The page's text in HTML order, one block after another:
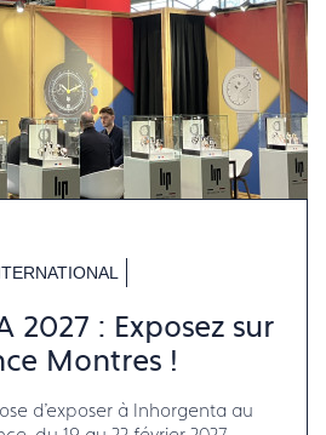
2027 : Exposez sur
Montres !
d'exposer à Inhorgenta au